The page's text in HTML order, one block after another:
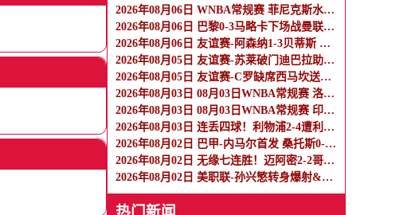
2026年08月06日 WNBA常规赛 菲尼克斯水星 82 - 96 亚特兰大梦想 全场集锦
2026年08月06日 巴黎0-3马略卡下场战曼联 巴黎全场控球近6成+8射3正未果
2026年08月06日 友谊赛-阿森纳1-3贝蒂斯 因卡皮耶破门难救主 福纳尔斯1射2传
2026年08月05日 友谊赛-苏莱破门迪巴拉助攻 罗马4-1纽波特郡
2026年08月05日 友谊赛-C罗缺席西马坎送点 胜利0-2不敌阿尔梅里亚
2026年08月03日 08月03日WNBA常规赛 洛杉矶火花106-101波特兰火焰 全场集锦
2026年08月03日 08月03日WNBA常规赛 印第安纳狂热100-108明尼苏达山猫 全场集锦
2026年08月03日 连丢四球！利物浦2-4遭利兹联逆转 维尔茨钱伯斯破门凯尔凯兹失误
2026年08月02日 巴甲-内马尔首发 桑托斯0-0瑞模贝雷
2026年08月02日 无缘七连胜！迈阿密2-2哥伦布 苏牙传射卡塞米罗乌龙梅西替补登场
2026年08月02日 美职联-孙兴慜转身爆射&穆勒点射破门 温哥华白浪1-1洛杉矶
热门新闻